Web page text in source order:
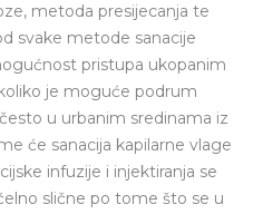
metoda presijecanja te
svake metode sanacije
pristupa ukopanim
je moguće podrum
u urbanim sredinama iz
će sanacija kapilarne vlage
infuzije i injektiranja se
slične po tome što se u